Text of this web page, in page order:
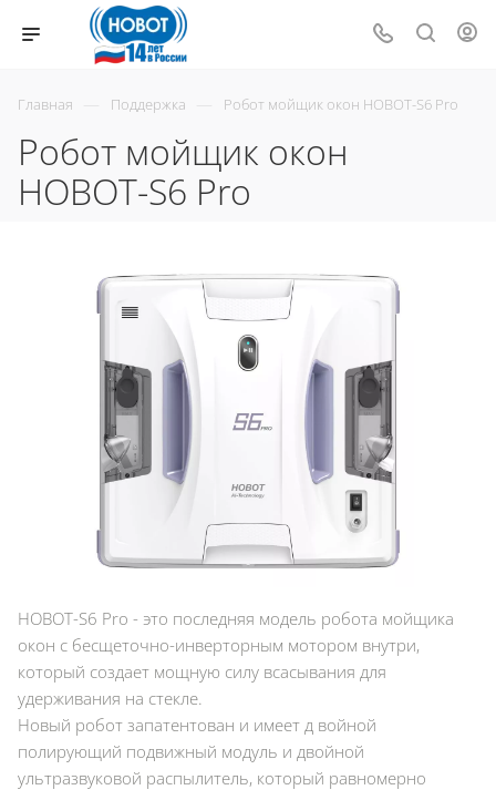
Главная Поддержка Робот мойщик окон HOBOT-S6 Pro
Робот мойщик окон
HOBOT-S6 Pro
HOBOT-S6 Pro - это последняя модель робота мойщика
окон с бесщеточно-инверторным мотором внутри,
который создает мощную силу всасывания для
удерживания на стекле.
Новый робот запатентован и имеет д войной
полирующий подвижный модуль и двойной
ультразвуковой распылитель, который равномерно